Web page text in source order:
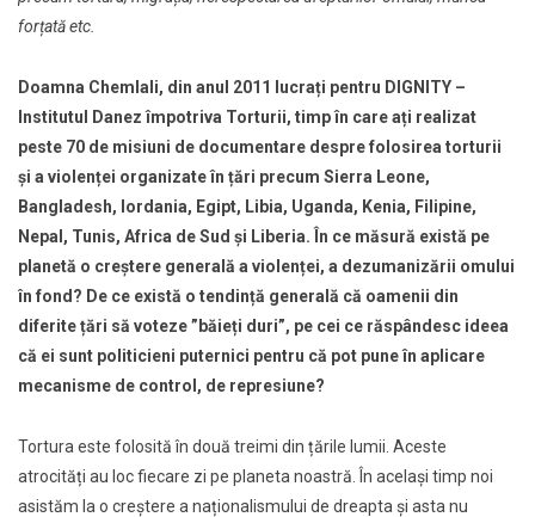
forțată etc.
Doamna Chemlali, din anul 2011 lucrați pentru DIGNITY –
Institutul Danez împotriva Torturii, timp în care ați realizat
peste 70 de misiuni de documentare despre folosirea torturii
şi a violenței organizate în țări precum Sierra Leone,
Bangladesh, Iordania, Egipt, Libia, Uganda, Kenia, Filipine,
Nepal, Tunis, Africa de Sud şi Liberia. În ce măsură există pe
planetă o creștere generală a violenței, a dezumanizării omului
în fond? De ce există o tendință generală că oamenii din
diferite țări să voteze ”băieți duri”, pe cei ce răspândesc ideea
că ei sunt politicieni puternici pentru că pot pune în aplicare
mecanisme de control, de represiune?
Tortura este folosită în două treimi din țările lumii. Aceste
atrocități au loc fiecare zi pe planeta noastră. În același timp noi
asistăm la o creștere a naționalismului de dreapta și asta nu